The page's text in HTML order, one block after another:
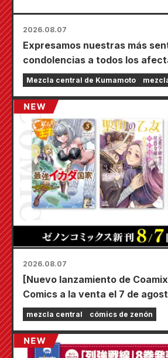
2026.08.07
Expresamos nuestras más
condolencias a todos los
terremoto de Kumamoto de
Mezcla central de Kumamoto
2026.08.07
[Nuevo lanzamiento de
Comics a la venta el 7 de
mezcla central cómics de zenón